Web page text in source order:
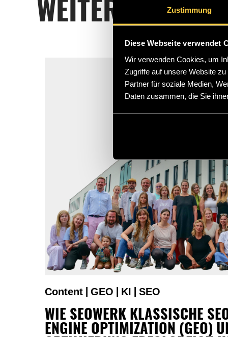
Zustimmung
Diese Webseite verwendet
Wir verwenden Cookies, um
Zugriffe auf unsere Website
Partner für soziale Medien,
Daten zusammen, die Sie
WEITERE
Content| GEO KI SEO
WIE SEOWERK KLASSISCHE
ENGINE OPTIMIZATION (GEO)